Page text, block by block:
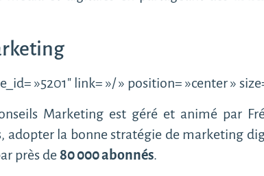
»5201″ link= »/ » position= »center »
Marketing est géré et animé par
adopter la bonne stratégie de marketing
près de 80 000 abonnés.